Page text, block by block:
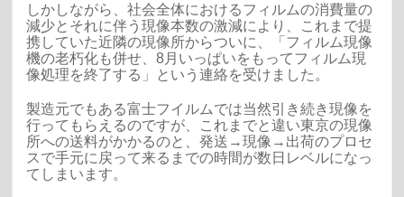
しかしながら、社会全体におけるフィルムの消費量の
減少とそれに伴う現像本数の激減により、これまで提
携していた近隣の現像所からついに、「フィルム現像
機の老朽化も併せ、8月いっぱいをもってフィルム現
像処理を終了する」という連絡を受けました。
製造元でもある富士フイルムでは当然引き続き現像を
行ってもらえるのですが、これまでと違い東京の現像
所への送料がかかるのと、発送→現像→出荷のプロセ
スで手元に戻って来るまでの時間が数日レベルになっ
てしまいます。